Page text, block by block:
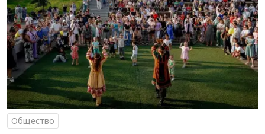
Общество